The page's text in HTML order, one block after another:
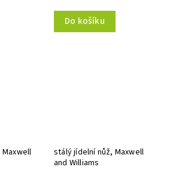
Do košíku
stálý jídelní nůž, Maxwell
and Williams